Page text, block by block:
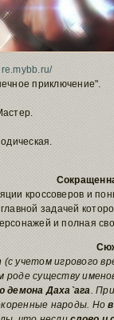
приключение".
кроссоверов и
задачей
и полная
(с учетом игрового
роде существу
демона Даха`ага.
народы. Но